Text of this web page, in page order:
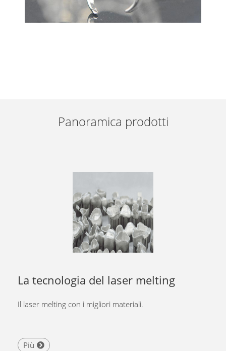
Panoramica prodotti
La tecnologia del laser melting
Il laser melting con i migliori materiali.
Più